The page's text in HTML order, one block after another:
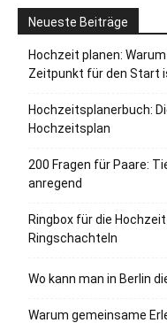
Neueste Beiträge
Hochzeit planen:
Zeitpunkt für den Start
Hochzeitsplanerbuch:
Hochzeitsplan
200 Fragen für Paare:
anregend
Ringbox für die
Ringschachteln
Wo kann man in Berlin
Warum gemeinsame